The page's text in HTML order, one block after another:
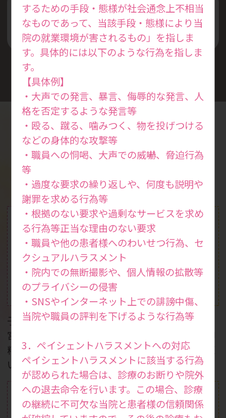
するための手段・態様が社会通念上不相当
なものであって、当該手段・態様により当
院の就業環境が害されるもの」を指しま
す。具体的には以下のような行為を指しま
す。
【具体例】
・大声での発言、暴言、侮辱的な発言、人
格を否定するような発言等
・殴る、蹴る、噛みつく、物を投げつける
などの身体的な攻撃等
・職員への恫喝、大声での威嚇、脅迫行為
等
・過度な要求の繰り返しや、何度も説明や
謝罪を求める行為等
・根拠のない要求や過剰なサービスを求め
る行為等正当な理由のない要求
・職員や他の患者様へのわいせつ行為、セ
クシュアルハラスメント
・院内での無断撮影や、個人情報の拡散等
のプライバシーの侵害
・SNSやインターネット上での誹謗中傷、
当院や職員の評判を下げるような行為等
3．ペイシェントハラスメントへの対応
ペイシェントハラスメントに該当する行為
が認められた場合は、診療のお断りや院外
への退去命令を行います。この場合、診療
の継続に不可欠な当院と患者様の信頼関係
丁寧な説明と安全な診察を
心掛けています
診療案内
Medical
一般不妊治療
子宮鏡検査やX線下子
宮卵管造影検査、一般
精液検査などを行って
います。
二段階胚移植やSEET
子活性化などの生殖医
療を行っています。